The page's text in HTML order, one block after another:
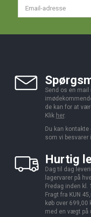
Send os en
de kan for at
Klik her.
Du kan kontakte
som vi besvarer
Hurtig
Dag til dag
lagervarer på
Fredag inden kl.
Fragt fra KUN
køb over 699,00
med en vægt på